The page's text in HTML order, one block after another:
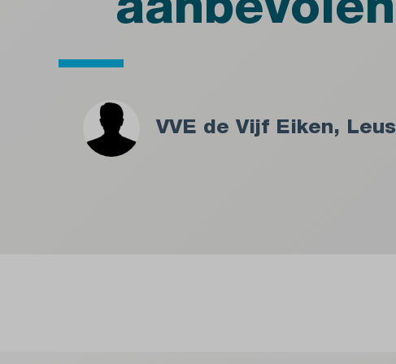
VVE de Vijf Eiken,